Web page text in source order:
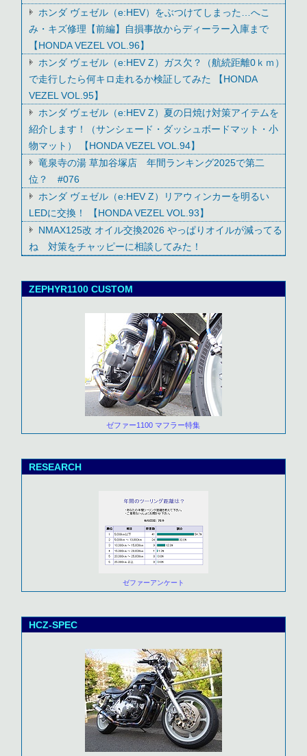
ホンダ ヴェゼル（e:HEV）をぶつけてしまった…へこ
み・キズ修理【前編】自損事故からディーラー入庫まで
【HONDA VEZEL VOL.96】
ホンダ ヴェゼル（e:HEV Z）ガス欠？（航続距離0ｋｍ）
で走行したら何キロ走れるか検証してみた 【HONDA
VEZEL VOL.95】
ホンダ ヴェゼル（e:HEV Z）夏の日焼け対策アイテムを
紹介します！（サンシェード・ダッシュボードマット・小
物マット） 【HONDA VEZEL VOL.94】
竜泉寺の湯 草加谷塚店 年間ランキング2025で第二
位？ #076
ホンダ ヴェゼル（e:HEV Z）リアウィンカーを明るい
LEDに交換！ 【HONDA VEZEL VOL.93】
NMAX125改 オイル交換2026 やっぱりオイルが減ってる
ね 対策をチャッピーに相談してみた！
ZEPHYR1100 CUSTOM
ゼファー1100 マフラー特集
RESEARCH
ゼファーアンケート
HCZ-SPEC